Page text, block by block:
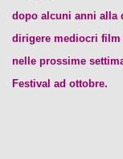
dopo alcuni anni alla
dirigere mediocri film
nelle prossime
Festival ad ottobre.